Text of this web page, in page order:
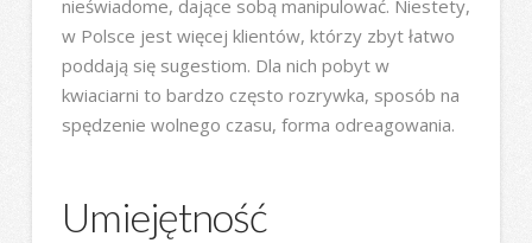
nieświadome, dające sobą manipulować. Niestety,
w Polsce jest więcej klientów, którzy zbyt łatwo
poddają się sugestiom. Dla nich pobyt w
kwiaciarni to bardzo często rozrywka, sposób na
spędzenie wolnego czasu, forma odreagowania.
Umiejętność